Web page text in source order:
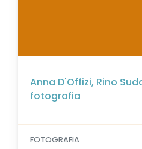
Anna D'Offizi, Rino
fotografia
FOTOGRAFIA